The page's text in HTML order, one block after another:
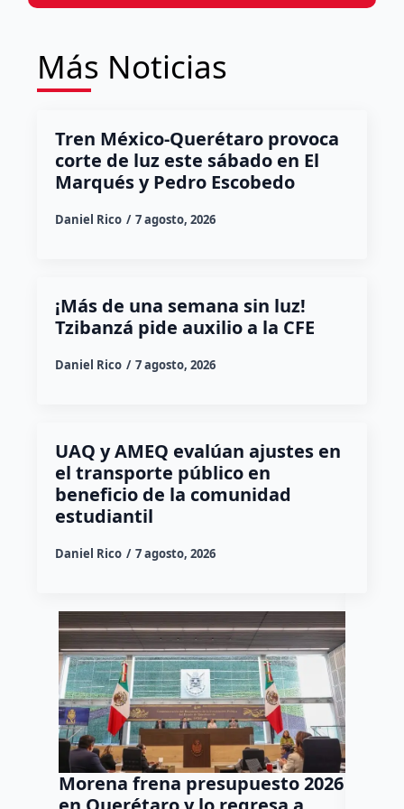
Más Noticias
Tren México-Querétaro provoca
corte de luz este sábado en El
Marqués y Pedro Escobedo
Daniel Rico 7 agosto, 2026
¡Más de una semana sin luz!
Tzibanzá pide auxilio a la CFE
Daniel Rico 7 agosto, 2026
UAQ y AMEQ evalúan ajustes en
el transporte público en
beneficio de la comunidad
estudiantil
Daniel Rico 7 agosto, 2026
Morena frena presupuesto 2026